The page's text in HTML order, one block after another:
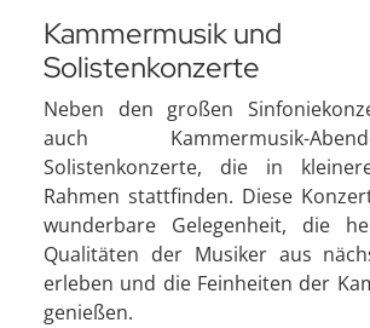
Kammermusik und
Solistenkonzerte
Neben den großen
auch Kammermusik-
Solistenkonzerte, die in
Rahmen stattfinden. Diese
wunderbare Gelegenheit, die
Qualitäten der Musiker aus
erleben und die Feinheiten der
genießen.